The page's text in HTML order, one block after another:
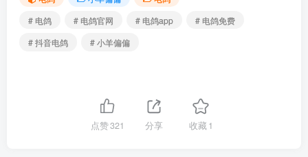
# 电鸽
# 电鸽官网 # 电鸽app
# 电鸽免费
# 抖音电鸽
# 小羊偏偏
点赞321 分享 收藏1